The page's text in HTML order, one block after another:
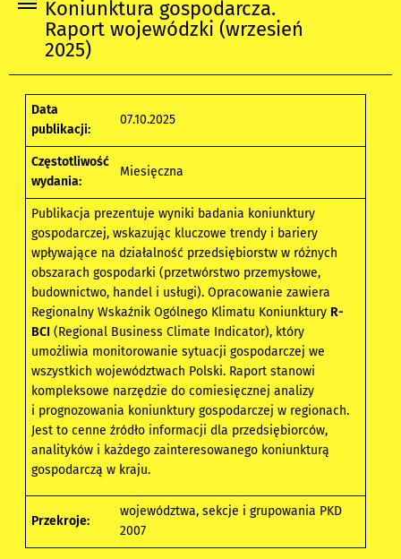
Koniunktura gospodarcza.
Raport wojewódzki (wrzesień
2025)
Data
publikacji:
07.10.2025
Częstotliwość
wydania:
Miesięczna
Publikacja prezentuje wyniki badania koniunktury
gospodarczej, wskazując kluczowe trendy i bariery
wpływające na działalność przedsiębiorstw w różnych
obszarach gospodarki (przetwórstwo przemysłowe,
budownictwo, handel i usługi). Opracowanie zawiera
Regionalny Wskaźnik Ogólnego Klimatu Koniunktury R-
BCI (Regional Business Climate Indicator), który
umożliwia monitorowanie sytuacji gospodarczej we
wszystkich województwach Polski. Raport stanowi
kompleksowe narzędzie do comiesięcznej analizy
i prognozowania koniunktury gospodarczej w regionach.
Jest to cenne źródło informacji dla przedsiębiorców,
analityków i każdego zainteresowanego koniunkturą
gospodarczą w kraju.
Przekroje:
województwa, sekcje i grupowania PKD
2007